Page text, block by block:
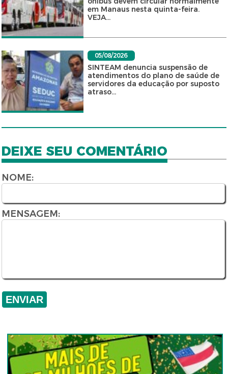
em Manaus nesta quinta-feira.
VEJA...
05/08/2026
SINTEAM denuncia suspensão de
atendimentos do plano de saúde de
servidores da educação por suposto
atraso...
DEIXE SEU COMENTÁRIO
NOME:
MENSAGEM: